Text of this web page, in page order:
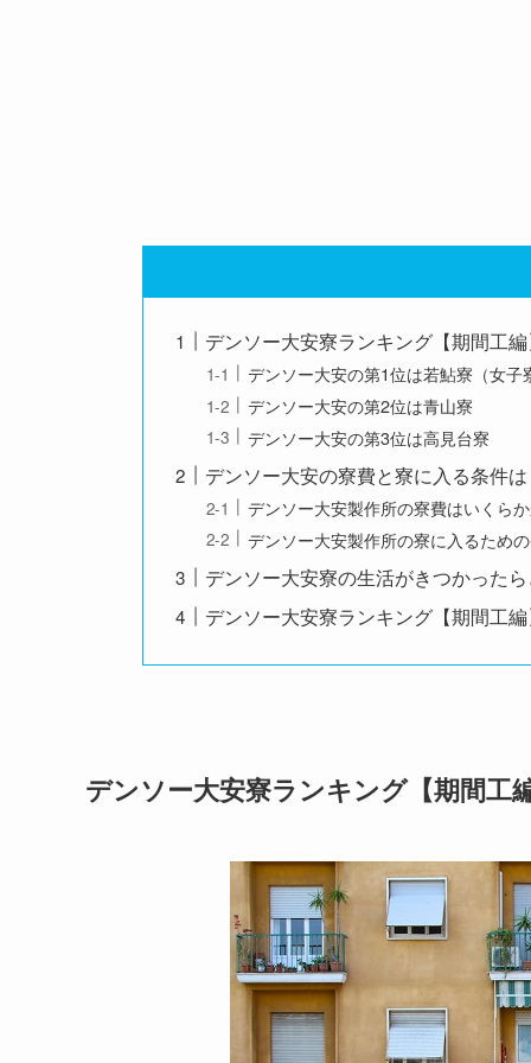
デンソー大安寮ランキング【期間工
デンソー大安の第1位は若鮎寮（女子
デンソー大安の第2位は青山寮
デンソー大安の第3位は高見台寮
デンソー大安の寮費と寮に入る条件
デンソー大安製作所の寮費はいくら
デンソー大安製作所の寮に入るため
デンソー大安寮の生活がきつかった
デンソー大安寮ランキング【期間工
デンソー大安寮ランキング【期間工